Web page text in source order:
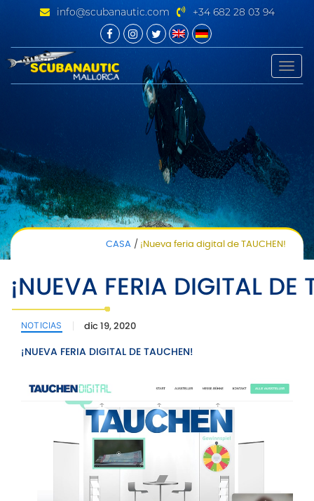
info@scubanautic.com +34 682 28 03 94
Toggle
CASA ¡Nueva feria digital de TAUCHEN!
¡NUEVA FERIA DIGITAL DE
NOTICIAS dic 19, 2020
¡NUEVA FERIA DIGITAL DE TAUCHEN!